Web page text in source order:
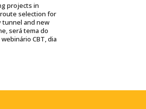
projects in
selection for
tunnel and new
será tema do
CBT, dia